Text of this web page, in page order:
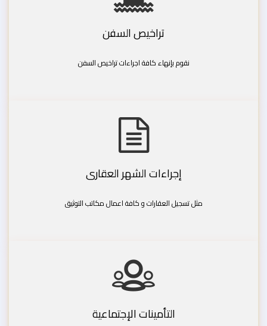
تراخيص السفن
نقوم بإنهاء كافة اجراءات تراخيص السفن
إجراءات الشهر العقارى
مثل تسجيل العقارات و كافة اعمال مكاتب التوثيق
التأمينات الإجتماعية